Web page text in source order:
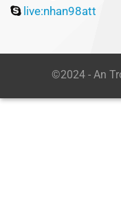
live:nhan98att
©2024 - An